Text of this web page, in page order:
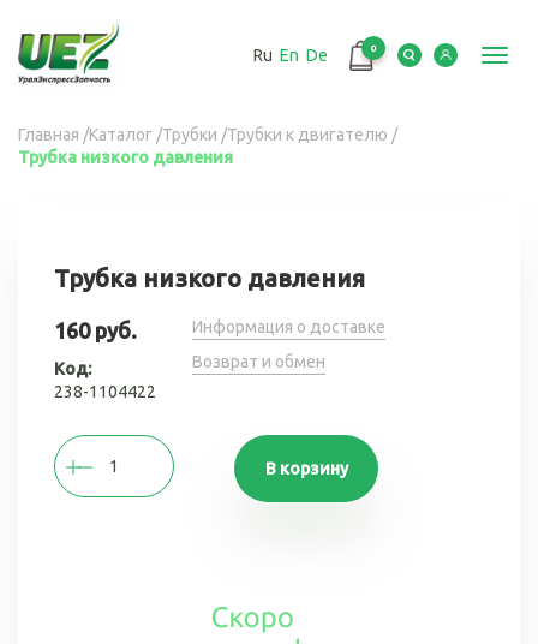
основному
содержанию
Ru En De 0
Вы
здесь
Главная /Каталог /Трубки /Трубки к двигателю /
Трубка низкого давления
Трубка низкого давления
160 руб.
Код:
238-1104422
Информация о доставке
Возврат и обмен
В корзину